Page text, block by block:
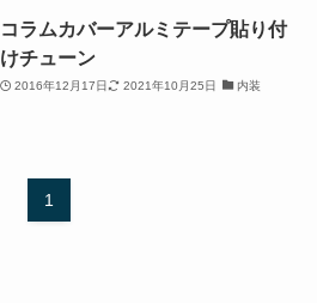
コラムカバーアルミテープ貼り付
けチューン
2016年12月17日 2021年10月25日 内装
1